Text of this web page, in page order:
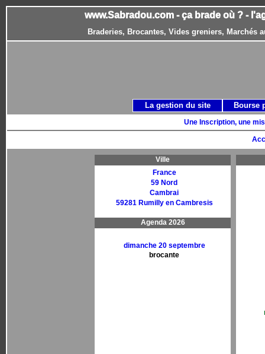
www.Sabradou.com - ça brade où ? -
Braderies, Brocantes, Vides greniers, Marchés
Une Inscription, une
Ville
France
59 Nord
Cambrai
59281 Rumilly en Cambresis
Agenda 2026
dimanche 20 septembre
brocante
La gestion du site Bourse